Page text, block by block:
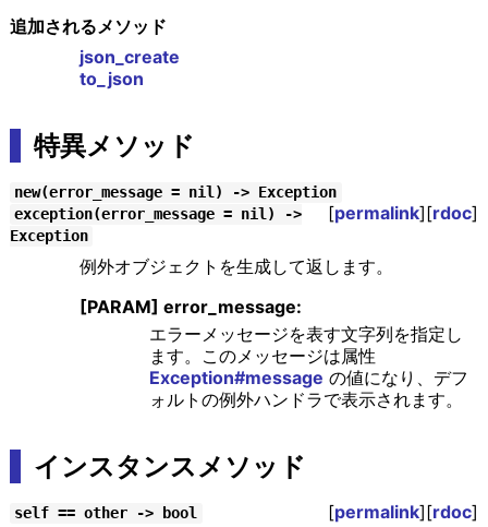
追加されるメソッド
json_create
to_json
特異メソッド
new(error_message = nil) -> Exception
[permalink][rdoc]
exception(error_message = nil) ->
Exception
例外オブジェクトを生成して返します。
[PARAM] error_message:
エラーメッセージを表す文字列を指定し
ます。このメッセージは属性
Exception#message の値になり、デフ
ォルトの例外ハンドラで表示されます。
インスタンスメソッド
self == other -> bool [permalink][rdoc]